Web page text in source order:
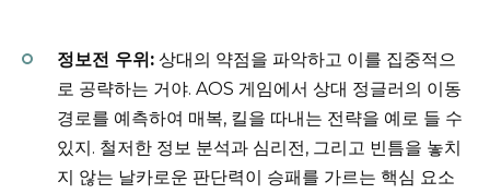
정보전 우위: 상대의 약점을 파악하고 이를 집중적으
로 공략하는 거야. AOS 게임에서 상대 정글러의 이동
경로를 예측하여 매복, 킬을 따내는 전략을 예로 들 수
있지. 철저한 정보 분석과 심리전, 그리고 빈틈을 놓치
지 않는 날카로운 판단력이 승패를 가르는 핵심 요소